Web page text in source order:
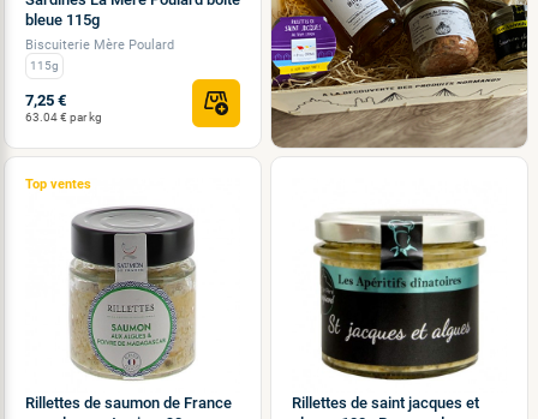
bleue 115g
Biscuiterie Mère Poulard
115g
7,25 €
63.04 € par kg
Top ventes
Rillettes de saumon de France
Rillettes de saint jacques et